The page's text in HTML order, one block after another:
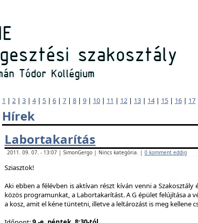
1 | 2 | 3 | 4| 5 | 6 | 7 | 8 | 9 | 10 | 11 | 12 | 13 | 14| 15 | 16 | 17
Hírek
Labortakarítás
2011. 09. 07. - 13:07 | SimonGergo | Nincs kategória. | 0 komment eddig
Sziasztok!
Aki ebben a félévben is aktívan részt kíván venni a
közös programunkat, a Labortakarítást. A G épület felújítása a
a kosz, amit el kéne tüntetni, illetve a leltározást is meg kellene